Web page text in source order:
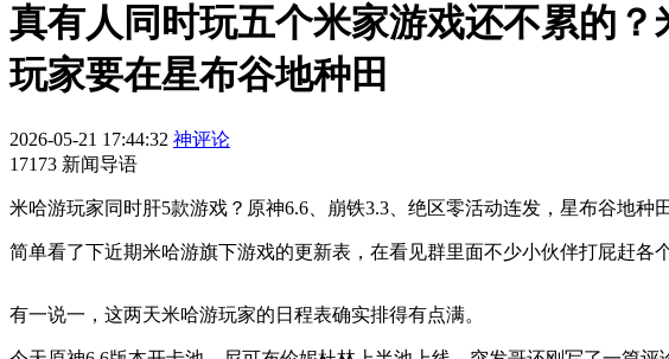
真有人同时玩五个米家游戏还不累的
玩家要在星布谷地种田
2026-05-21 17:44:32 神评论
17173 新闻导语
米哈游玩家同时肝5款游戏？原神6.6、崩铁3.3、绝区零活动连发，星布谷地
简单看了下近期米哈游旗下游戏的更新表，在看见群里面不少小伙伴打屁赶各
有一说一，这两天米哈游玩家的日程表确实排得有点满。